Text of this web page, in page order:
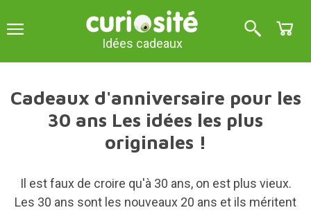
Idées cadeaux
Cadeaux d'anniversaire pour les
30 ans Les idées les plus
originales !
Il est faux de croire qu'à 30 ans, on est plus vieux.
Les 30 ans sont les nouveaux 20 ans et ils méritent